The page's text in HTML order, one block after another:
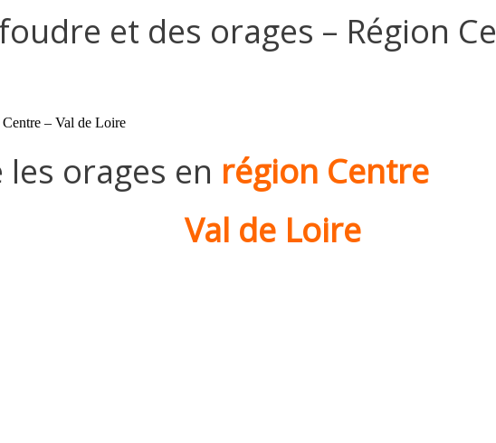
et des orages – Région
Centre – Val de Loire
les orages en région Centre
Val de Loire